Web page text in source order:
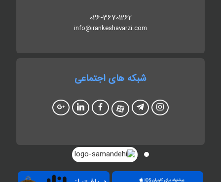
026-36701262
info@irankeshavarzi.com
شبکه های اجتماعی